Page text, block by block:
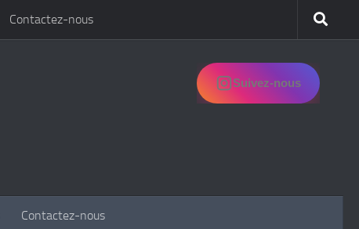
Contactez-nous
Suivez-nous
Contactez-nous